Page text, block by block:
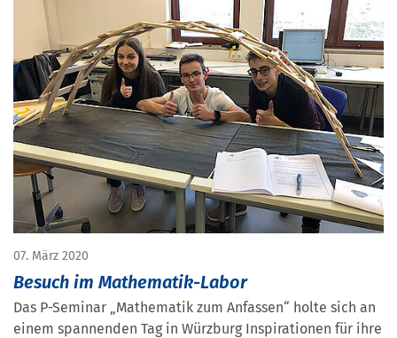
07. März 2020
Besuch im Mathematik-Labor
Das P-Seminar „Mathematik zum Anfassen“ holte sich an
einem spannenden Tag in Würzburg Inspirationen für ihre